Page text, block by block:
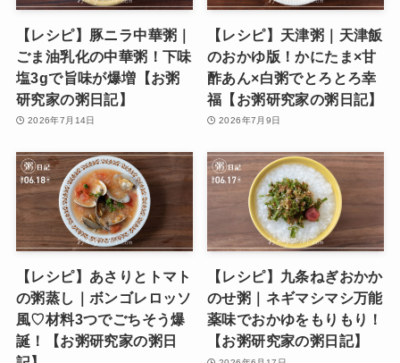
【レシピ】豚ニラ中華粥｜
ごま油乳化の中華粥！下味
塩3gで旨味が爆増【お粥
研究家の粥日記】
2026年7月14日
【レシピ】天津粥｜天津飯
のおかゆ版！かにたま×甘
酢あん×白粥でとろとろ幸
福【お粥研究家の粥日記】
2026年7月9日
【レシピ】あさりとトマト
の粥蒸し｜ボンゴレロッソ
風♡材料3つでごちそう爆
誕！【お粥研究家の粥日
【レシピ】九条ねぎおかか
のせ粥｜ネギマシマシ万能
薬味でおかゆをもりもり！
【お粥研究家の粥日記】